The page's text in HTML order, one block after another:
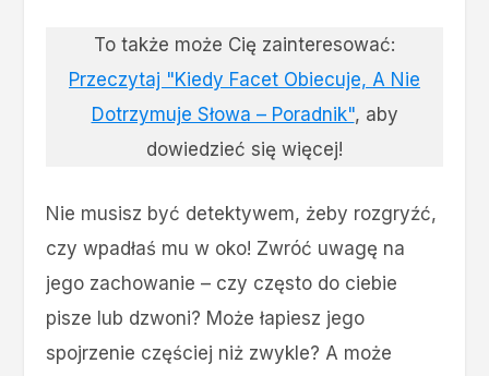
To także może Cię zainteresować:
Przeczytaj "Kiedy Facet Obiecuje, A Nie
Dotrzymuje Słowa – Poradnik", aby
dowiedzieć się więcej!
Nie musisz być detektywem, żeby rozgryźć,
czy wpadłaś mu w oko! Zwróć uwagę na
jego zachowanie – czy często do ciebie
pisze lub dzwoni? Może łapiesz jego
spojrzenie częściej niż zwykle? A może